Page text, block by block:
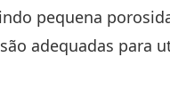
pequena
adequadas para